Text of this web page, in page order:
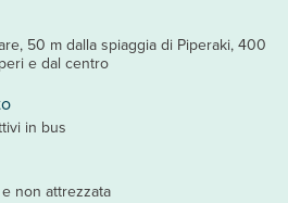
50 m dalla spiaggia di Piperaki, 400
e dal centro
in bus
non attrezzata